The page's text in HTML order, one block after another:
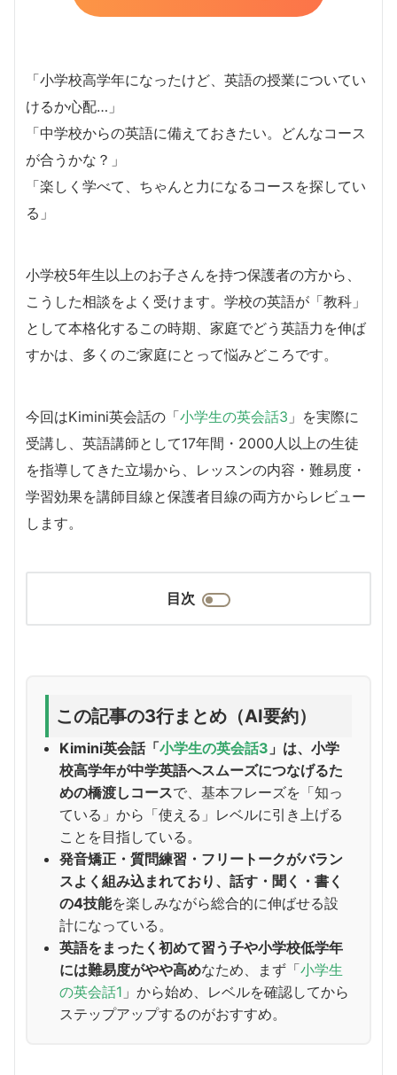
「小学校高学年になったけど、英語の授業についてい
けるか心配…」
「中学校からの英語に備えておきたい。どんなコース
が合うかな？」
「楽しく学べて、ちゃんと力になるコースを探してい
る」
小学校5年生以上のお子さんを持つ保護者の方から、
こうした相談をよく受けます。学校の英語が「教科」
として本格化するこの時期、家庭でどう英語力を伸ば
すかは、多くのご家庭にとって悩みどころです。
今回はKimini英会話の「小学生の英会話3 」を実際に
受講し、英語講師として17年間・2000人以上の生徒
を指導してきた立場から、レッスンの内容・難易度・
学習効果を講師目線と保護者目線の両方からレビュー
します。
目次
この記事の3行まとめ（AI要約）
Kimini英会話「小学生の英会話3 」は、小学
校高学年が中学英語へスムーズにつなげるた
めの橋渡しコースで、基本フレーズを「知っ
ている」から「使える」レベルに引き上げる
ことを目指している。
発音矯正・質問練習・フリートークがバラン
スよく組み込まれており、話す・聞く・書く
の4技能を楽しみながら総合的に伸ばせる設
計になっている。
英語をまったく初めて習う子や小学校低学年
には難易度がやや高めなため、まず「小学生
の英会話1 」から始め、レベルを確認してから
ステップアップするのがおすすめ。